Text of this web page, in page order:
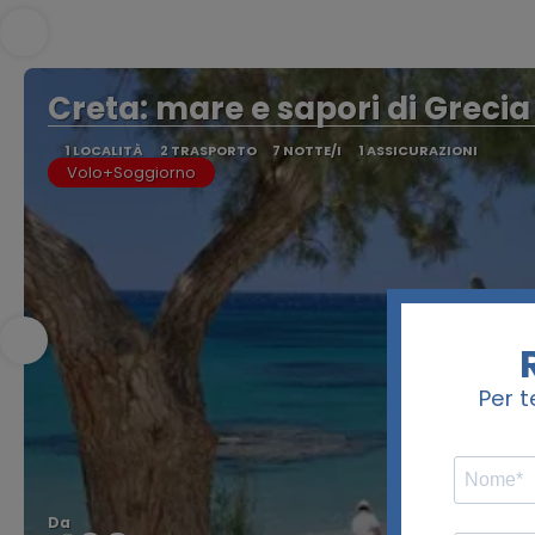
Creta: mare e sapori di Grecia
1 LOCALITÀ 2 TRASPORTO 7 NOTTE/I 1 ASSICURAZIONI
Volo+Soggiorno
Da